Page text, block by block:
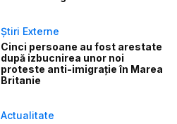
Știri Externe
Cinci persoane au fost arestate
după izbucnirea unor noi
proteste anti-imigrație în Marea
Britanie
Actualitate